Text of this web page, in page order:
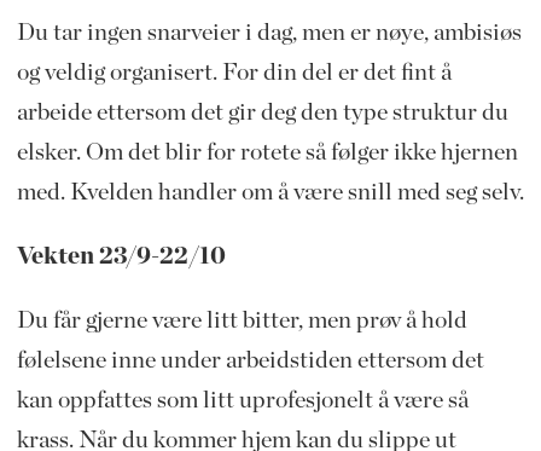
Du tar ingen snarveier i dag, men er nøye, ambisiøs
og veldig organisert. For din del er det fint å
arbeide ettersom det gir deg den type struktur du
elsker. Om det blir for rotete så følger ikke hjernen
med. Kvelden handler om å være snill med seg selv.
Vekten 23/9-22/10
Du får gjerne være litt bitter, men prøv å hold
følelsene inne under arbeidstiden ettersom det
kan oppfattes som litt uprofesjonelt å være så
krass. Når du kommer hjem kan du slippe ut